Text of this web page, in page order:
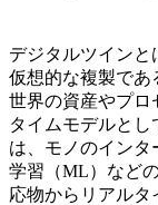
デジタルツイン
仮想的な複製であ
世界の資産やプロ
タイムモデルと
は、モノのイン
学習（ML）など
応物からリアルタ